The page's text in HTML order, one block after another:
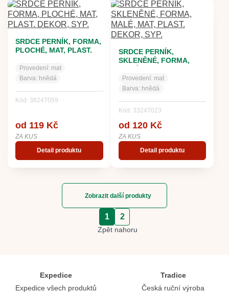
SRDCE PERNÍK, FORMA,
PLOCHÉ, MAT, PLAST.
Provedení: mat
Barva: hnědá
Kód: 3824T059
od 119 Kč
ZA KUS
Detail produktu
SRDCE PERNÍK,
SKLENĚNÉ, FORMA,
DEKOR, SYP.
Provedení: mat
Barva: hnědá
Kód: 3324T023
od 120 Kč
ZA KUS
Detail produktu
Zpět nahoru
Zobrazit další produkty
1 2
Expedice
Expedice všech produktů
Tradice
Česká ruční výroba